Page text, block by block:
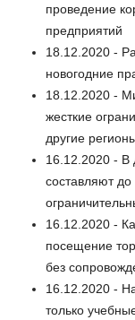
проведение
предприятий
18.12.2020 -
новогодние
18.12.2020 -
жесткие
другие
16.12.2020 - В
составляют
16.12.2020 -
посещение
без
16.12.2020 -
только